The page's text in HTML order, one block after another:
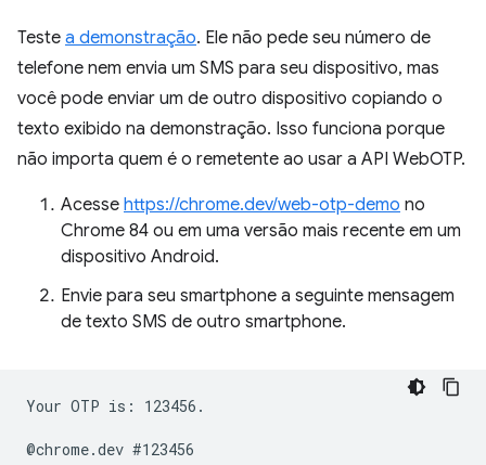
Teste a demonstração. Ele não pede seu número de
telefone nem envia um SMS para seu dispositivo, mas
você pode enviar um de outro dispositivo copiando o
texto exibido na demonstração. Isso funciona porque
não importa quem é o remetente ao usar a API WebOTP.
Acesse https://chrome.dev/web-otp-demo no
Chrome 84 ou em uma versão mais recente em um
dispositivo Android.
Envie para seu smartphone a seguinte mensagem
de texto SMS de outro smartphone.
Your OTP is: 123456.